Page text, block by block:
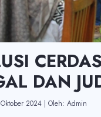
DAN
2024 Oleh: Admin